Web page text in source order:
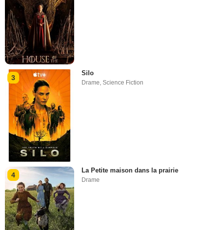
3
Silo
Drame,Science Fiction
4
La Petite maison dans la prairie
Drame